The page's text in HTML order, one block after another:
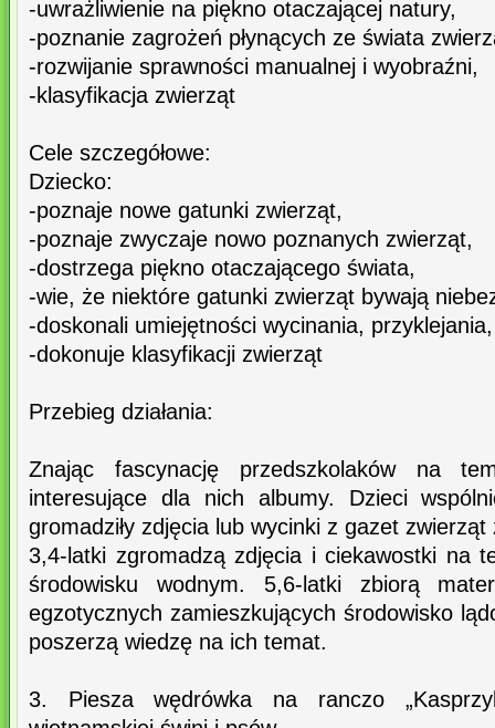
-uwrażliwienie na piękno otaczającej natury,
-poznanie zagrożeń płynących ze świata
-rozwijanie sprawności manualnej i wyobraźni,
-klasyfikacja zwierząt
Cele szczegółowe:
Dziecko:
-poznaje nowe gatunki zwierząt,
-poznaje zwyczaje nowo poznanych zwierząt,
-dostrzega piękno otaczającego świata,
-wie, że niektóre gatunki zwierząt bywają
-doskonali umiejętności wycinania,
-dokonuje klasyfikacji zwierząt
Przebieg działania:
Znając fascynację przedszkolaków na
interesujące dla nich albumy. Dzieci
gromadziły zdjęcia lub wycinki z gazet
3,4-latki zgromadzą zdjęcia i ciekawostki na
środowisku wodnym. 5,6-latki zbiorą
egzotycznych zamieszkujących środowisko
poszerzą wiedzę na ich temat.
3. Piesza wędrówka na ranczo